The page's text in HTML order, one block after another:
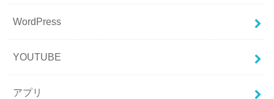
WordPress
YOUTUBE
アプリ